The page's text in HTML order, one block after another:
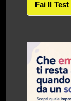
Fai Il Test